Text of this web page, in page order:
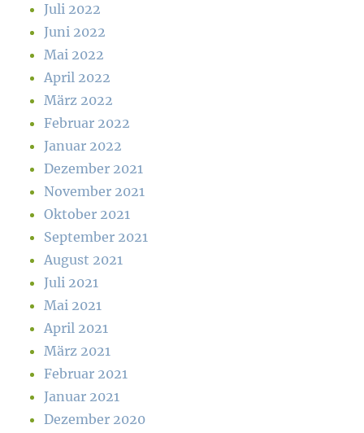
Juli 2022
Juni 2022
Mai 2022
April 2022
März 2022
Februar 2022
Januar 2022
Dezember 2021
November 2021
Oktober 2021
September 2021
August 2021
Juli 2021
Mai 2021
April 2021
März 2021
Februar 2021
Januar 2021
Dezember 2020